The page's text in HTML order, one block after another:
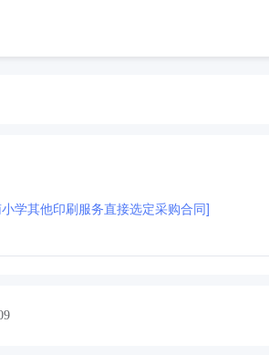
学其他印刷服务直接选定采购合同]
印刷服务印刷服务印刷服务印刷服务印刷服务